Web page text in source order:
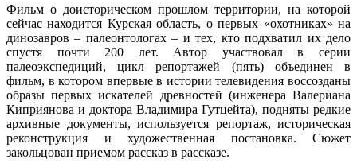
Фильм о доисторическом прошлом территории, на которой
сейчас находится Курская область, о первых «охотниках» на
динозавров – палеонтологах – и тех, кто подхватил их дело
спустя почти 200 лет. Автор участвовал в серии
палеоэкспедиций, цикл репортажей (пять) объединен в
фильм, в котором впервые в истории телевидения воссозданы
образы первых искателей древностей (инженера Валериана
Киприянова и доктора Владимира Гутцейта), подняты редкие
архивные документы, используется репортаж, историческая
реконструкция и художественная постановка. Сюжет
закольцован приемом рассказ в рассказе.